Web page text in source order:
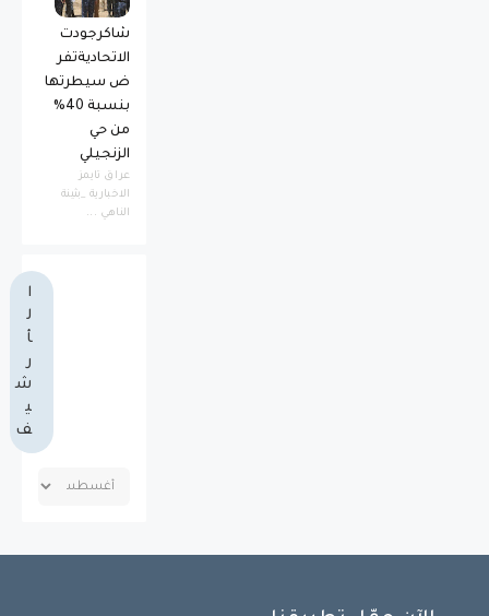
شاكرجودت
الاتحاديةتفر
ض سيطرتها
بنسبة 40%
من حي
الزنجيلي
عراق تايمز
الاخبارية _بثينة
الناهي ...
ا
ل
أ
ر
ش
ي
ف